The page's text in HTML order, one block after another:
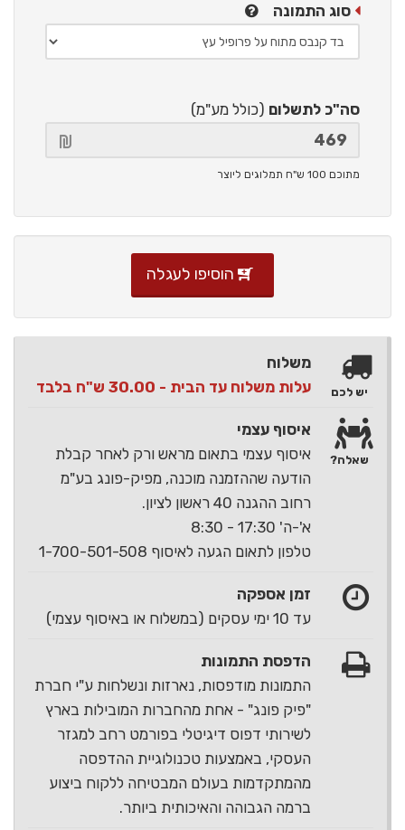
סוג התמונה
סה"כ לתשלום (כולל מע"מ)
מתוכם 100 ש"ח תמלוגים ליוצר
הוסיפו לעגלה
משלוח
עלות משלוח עד הבית - 30.00 ש"ח בלבד
איסוף עצמי
איסוף עצמי בתאום מראש ורק לאחר קבלת
הודעה שההזמנה מוכנה, מפיק-פונג בע"מ
רחוב ההגנה 40 ראשון לציון.
א'-ה' 17:30 - 8:30
טלפון לתאום הגעה לאיסוף 1-700-501-508
זמן אספקה
עד 10 ימי עסקים (במשלוח או באיסוף עצמי)
הדפסת התמונות
התמונות מודפסות, נארזות ונשלחות ע"י חברת
"פיק פונג" - אחת מהחברות המובילות בארץ
לשירותי דפוס דיגיטלי בפורמט רחב למגזר
העסקי, באמצעות טכנולוגיית ההדפסה
מהמתקדמות בעולם המבטיחה ללקוח ביצוע
ברמה הגבוהה והאיכותית ביותר.
יש לכם
שאלה?